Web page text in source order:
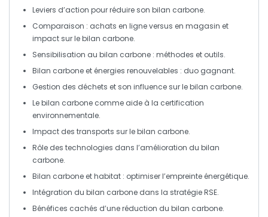
Leviers d’action pour réduire son bilan carbone.
Comparaison : achats en ligne versus en magasin et
impact sur lebilan carbone.
Sensibilisation au bilan carbone : méthodes et outils.
Bilan carbone et énergies renouvelables : duo gagnant.
Gestion des déchets et son influence sur lebilan carbone.
Lebilan carbone comme aide à la certification
environnementale.
Impact des transports sur lebilan carbone.
Rôle des technologies dans l’amélioration du bilan
carbone.
Bilan carbone et habitat : optimiser l’empreinte énergétique.
Intégration du bilan carbone dans la stratégieRSE.
Bénéfices cachés d’une réduction du bilan carbone.